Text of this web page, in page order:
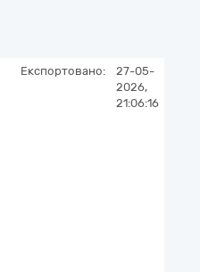
Експортовано:
27-05-
2026,
21:06:16